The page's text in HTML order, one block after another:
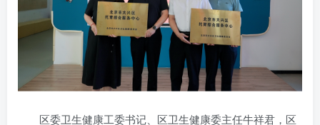
区委卫生健康工委书记、区卫生健康委主任牛祥君，区